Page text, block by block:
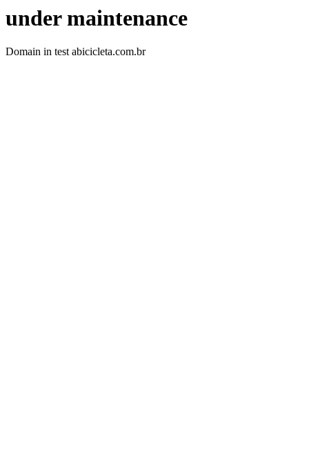
under maintenance
Domain in test abicicleta.com.br